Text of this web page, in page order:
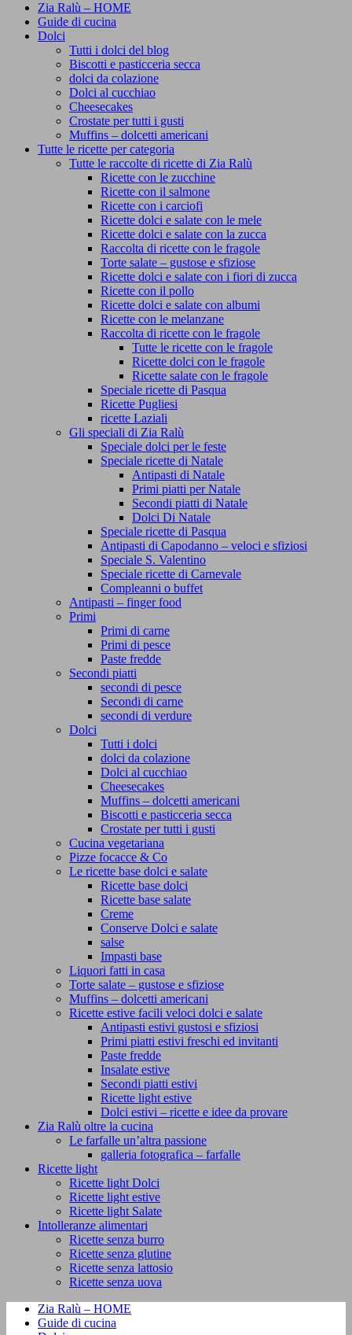
Zia Ralù – HOME
Guide di cucina
Dolci
Tutti i dolci del blog
Biscotti e pasticceria secca
dolci da colazione
Dolci al cucchiao
Cheesecakes
Crostate per tutti i gusti
Muffins – dolcetti americani
Tutte le ricette per categoria
Tutte le raccolte di ricette di Zia Ralù
Ricette con le zucchine
Ricette con il salmone
Ricette con i carciofi
Ricette dolci e salate con le mele
Ricette dolci e salate con la zucca
Raccolta di ricette con le fragole
Torte salate – gustose e sfiziose
Ricette dolci e salate con i fiori di zucca
Ricette con il pollo
Ricette dolci e salate con albumi
Ricette con le melanzane
Raccolta di ricette con le fragole
Tutte le ricette con le fragole
Ricette dolci con le fragole
Ricette salate con le fragole
Speciale ricette di Pasqua
Ricette Pugliesi
ricette Laziali
Gli speciali di Zia Ralù
Speciale dolci per le feste
Speciale ricette di Natale
Antipasti di Natale
Primi piatti per Natale
Secondi piatti di Natale
Dolci Di Natale
Speciale ricette di Pasqua
Antipasti di Capodanno – veloci e sfiziosi
Speciale S. Valentino
Speciale ricette di Carnevale
Compleanni o buffet
Antipasti – finger food
Primi
Primi di carne
Primi di pesce
Paste fredde
Secondi piatti
secondi di pesce
Secondi di carne
secondi di verdure
Dolci
Tutti i dolci
dolci da colazione
Dolci al cucchiao
Cheesecakes
Muffins – dolcetti americani
Biscotti e pasticceria secca
Crostate per tutti i gusti
Cucina vegetariana
Pizze focacce & Co
Le ricette base dolci e salate
Ricette base dolci
Ricette base salate
Creme
Conserve Dolci e salate
salse
Impasti base
Liquori fatti in casa
Torte salate – gustose e sfiziose
Muffins – dolcetti americani
Ricette estive facili veloci dolci e salate
Antipasti estivi gustosi e sfiziosi
Primi piatti estivi freschi ed invitanti
Paste fredde
Insalate estive
Secondi piatti estivi
Ricette light estive
Dolci estivi – ricette e idee da provare
Zia Ralù oltre la cucina
Le farfalle un’altra passione
galleria fotografica – farfalle
Ricette light
Ricette light Dolci
Ricette light estive
Ricette light Salate
Intolleranze alimentari
Ricette senza burro
Ricette senza glutine
Ricette senza lattosio
Ricette senza uova
Zia Ralù – HOME
Guide di cucina